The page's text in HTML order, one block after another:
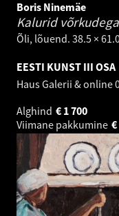
Boris Ninemäe
Kalurid
Õli, lõuend. 38.5 ×
EESTI KUNST III OSA
Haus Galerii & online
Alghind
1 700
€
Viimane pakkumine €